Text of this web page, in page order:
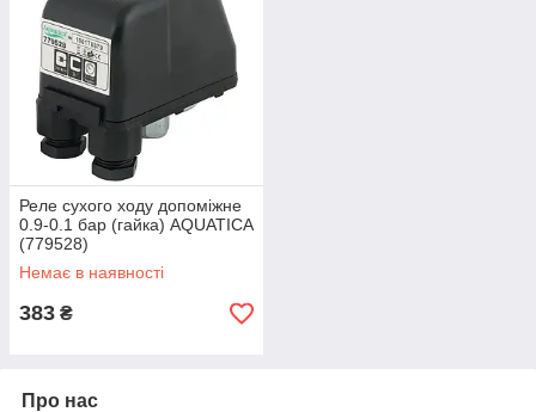
Реле сухого ходу допоміжне
0.9-0.1 бар (гайка) AQUATICA
(779528)
Немає в наявності
383 ₴
Про нас